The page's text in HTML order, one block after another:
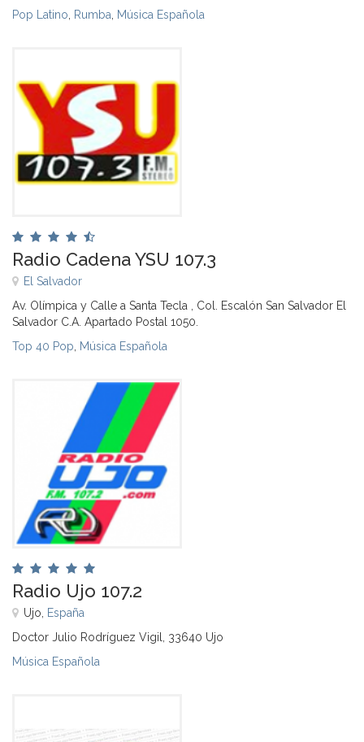
Pop Latino Rumba Música Española
Radio Cadena YSU 107.3
El Salvador
Av. Olímpica y Calle a Santa Tecla , Col. Escalón San Salvador El
Salvador C.A. Apartado Postal 1050.
Top 40 Pop Música Española
Radio Ujo 107.2
Ujo, España
Doctor Julio Rodríguez Vigil, 33640 Ujo
Música Española